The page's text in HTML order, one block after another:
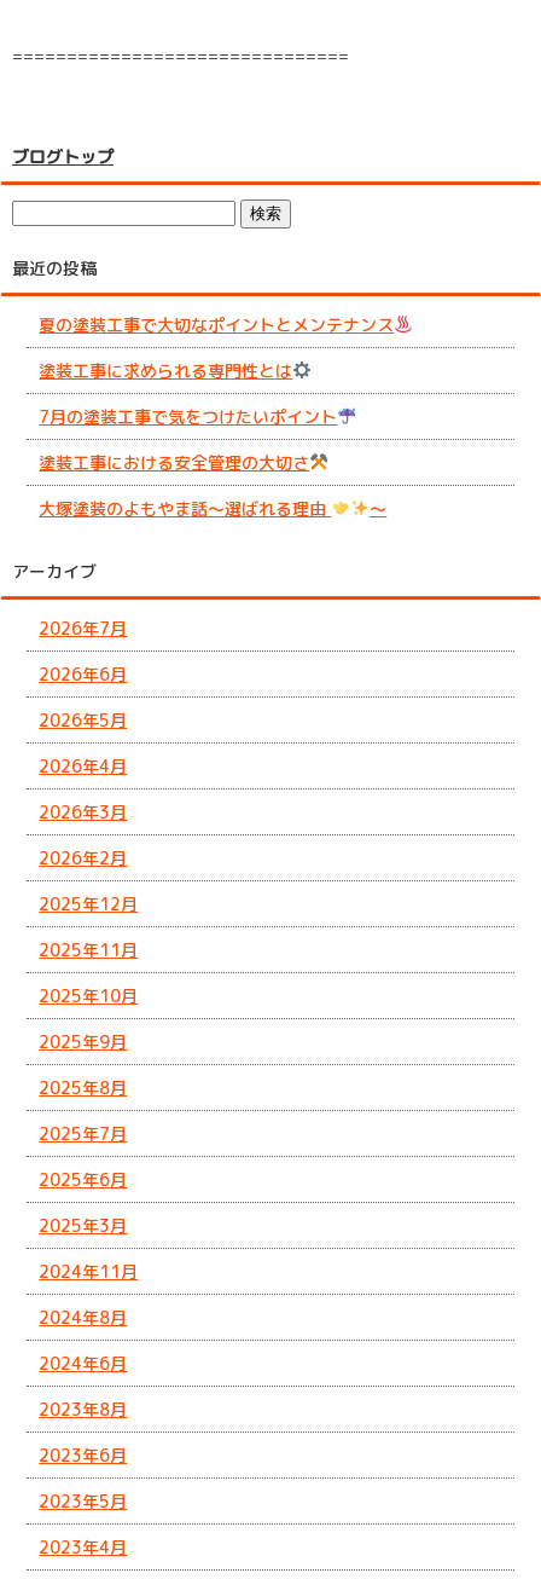
===============================
ブログトップ
最近の投稿
夏の塗装工事で大切なポイントとメンテナンス
塗装工事に求められる専門性とは
7月の塗装工事で気をつけたいポイント
塗装工事における安全管理の大切さ
大塚塗装のよもやま話～選ばれる理由
～
アーカイブ
2026年7月
2026年6月
2026年5月
2026年4月
2026年3月
2026年2月
2025年12月
2025年11月
2025年10月
2025年9月
2025年8月
2025年7月
2025年6月
2025年3月
2024年11月
2024年8月
2024年6月
2023年8月
2023年6月
2023年5月
2023年4月